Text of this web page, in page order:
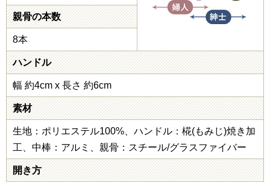
親骨の本数
8本
ハンドル
幅 約4cm x 長さ 約6cm
素材
生地：ポリエステル100%、ハンドル：椛(もみじ)焼き加
工、中棒：アルミ、親骨：スチール/グラスファイバー
開き方